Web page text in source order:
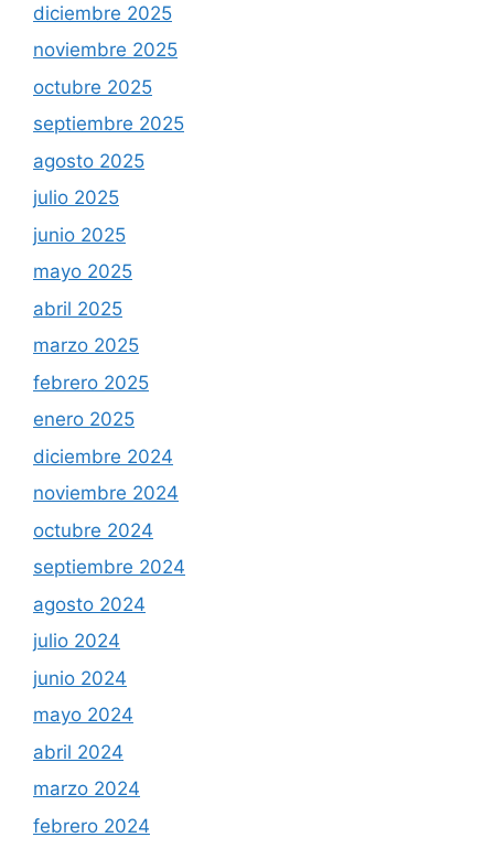
diciembre 2025
noviembre 2025
octubre 2025
septiembre 2025
agosto 2025
julio 2025
junio 2025
mayo 2025
abril 2025
marzo 2025
febrero 2025
enero 2025
diciembre 2024
noviembre 2024
octubre 2024
septiembre 2024
agosto 2024
julio 2024
junio 2024
mayo 2024
abril 2024
marzo 2024
febrero 2024